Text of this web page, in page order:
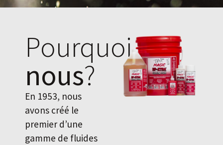
Pourquoi
nous?
En 1953, nous
avons créé le
premier d’une
gamme de fluides